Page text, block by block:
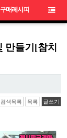
구매레시피
만들기[참치
검색목록 목록 글쓰기